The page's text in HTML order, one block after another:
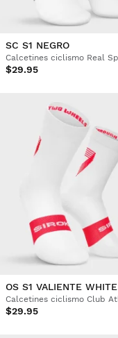
SC S1 NEGRO
$29.95
OS S1 VALIENTE WHITE
$29.95